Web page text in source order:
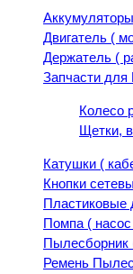
Двигатель (
Держатель (
Запчасти
Колесо
Щетки,
Катушки (
Кнопки
Пластиковые
Помпа (
Пылесборник
Ремень